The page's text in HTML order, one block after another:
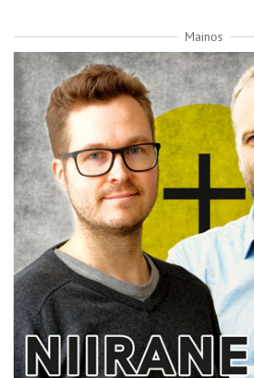
Mainos